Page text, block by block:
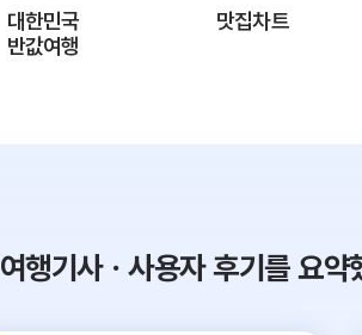
대한민국
반값여행
맛집차트
여행기사ㆍ사용자 후기를 요약